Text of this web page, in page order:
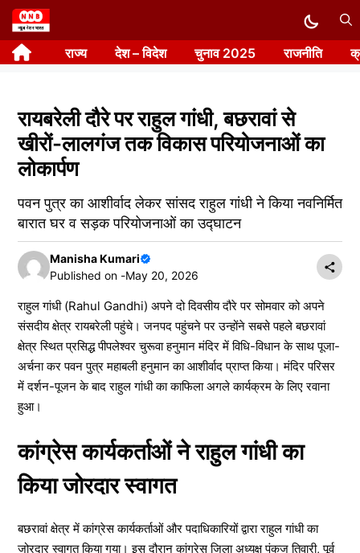
Skip
to
content राज्य देश – विदेश चुनाव 2025 राजनीति
रायबरेली दौरे पर राहुल गांधी, बछरावां से
खीरों-लालगंज तक विकास परियोजनाओं का
लोकार्पण
पवन पुत्र का आशीर्वाद लेकर सांसद राहुल गांधी ने किया नवनिर्मित
बारात घर व सड़क परियोजनाओं का उद्घाटन
Manisha Kumari
Published on -May 20, 2026
राहुल गांधी (Rahul Gandhi) अपने दो दिवसीय दौरे पर सोमवार को अपने
संसदीय क्षेत्र रायबरेली पहुंचे। जनपद पहुंचने पर उन्होंने सबसे पहले बछरावां
क्षेत्र स्थित प्रसिद्ध पीपलेश्वर चुरूवा हनुमान मंदिर में विधि-विधान के साथ पूजा-
अर्चना कर पवन पुत्र महाबली हनुमान का आशीर्वाद प्राप्त किया। मंदिर परिसर
में दर्शन-पूजन के बाद राहुल गांधी का काफिला अगले कार्यक्रम के लिए रवाना
हुआ।
कांग्रेस कार्यकर्ताओं ने राहुल गांधी का
किया जोरदार स्वागत
बछरावां क्षेत्र में कांग्रेस कार्यकर्ताओं और पदाधिकारियों द्वारा राहुल गांधी का
जोरदार स्वागत किया गया। इस दौरान कांग्रेस जिला अध्यक्ष पंकज तिवारी, पूर्व